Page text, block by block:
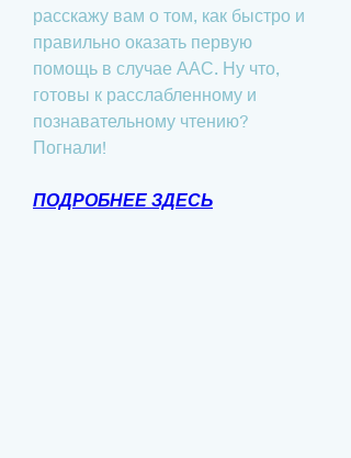
расскажу вам о том, как быстро и
правильно оказать первую
помощь в случае ААС. Ну что,
готовы к расслабленному и
познавательному чтению?
Погнали!
ПОДРОБНЕЕ ЗДЕСЬ